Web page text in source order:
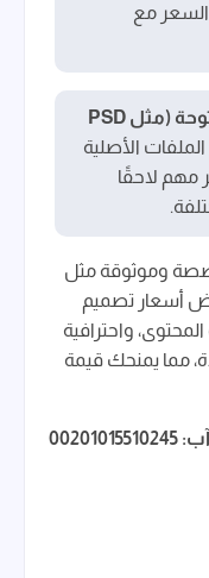
مع
هل يتم تسليم الملفات المفتوحة (مثل PSD
الأصلية
مهم لاحقًا
وموثوقة مثل
أسعار تصميم
واحترافية
مما يمنحك قيمة